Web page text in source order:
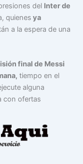
del Inter de
quienes ya
a la espera de una
final de Messi
tiempo en el
alguna
con ofertas